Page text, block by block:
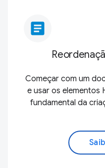
article
Começar com um
e usar os elementos
fundamental da